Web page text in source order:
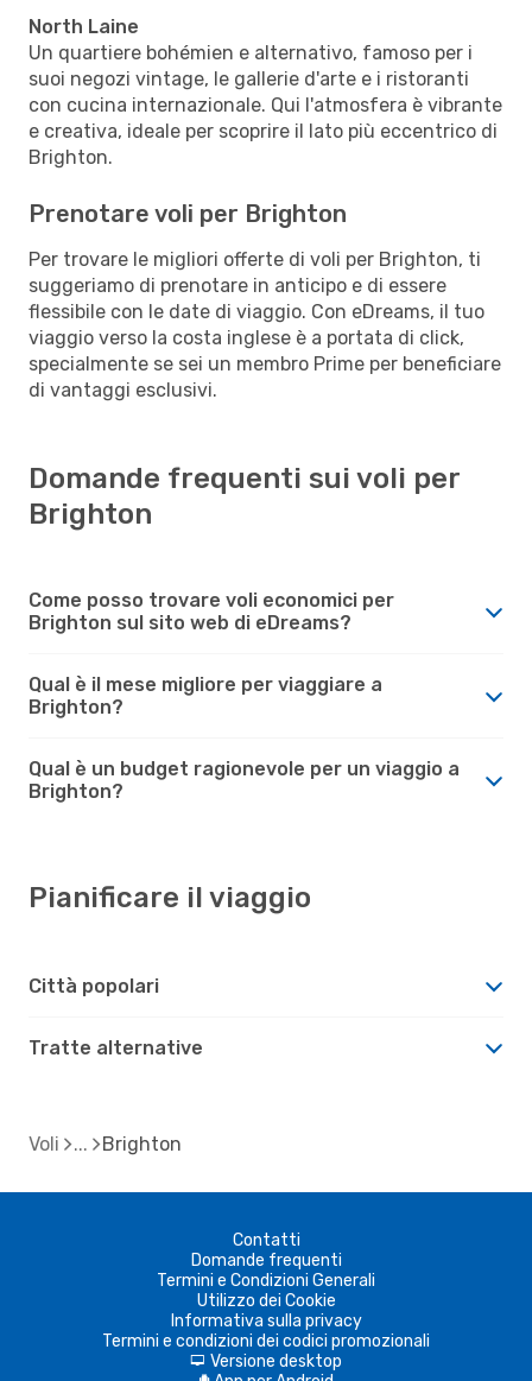
North Laine
Un quartiere bohémien e alternativo, famoso per i
suoi negozi vintage, le gallerie d'arte e i ristoranti
con cucina internazionale. Qui l'atmosfera è vibrante
e creativa, ideale per scoprire il lato più eccentrico di
Brighton.
Prenotare voli per Brighton
Per trovare le migliori offerte di voli per Brighton, ti
suggeriamo di prenotare in anticipo e di essere
flessibile con le date di viaggio. Con eDreams, il tuo
viaggio verso la costa inglese è a portata di click,
specialmente se sei un membro Prime per beneficiare
di vantaggi esclusivi.
Domande frequenti sui voli per
Brighton
Come posso trovare voli economici per
Brighton sul sito web di eDreams?
Qual è il mese migliore per viaggiare a
Brighton?
Qual è un budget ragionevole per un viaggio a
Brighton?
Pianificare il viaggio
Città popolari
Tratte alternative
Voli Brighton
Contatti
Domande frequenti
Termini e Condizioni Generali
Utilizzo dei Cookie
Informativa sulla privacy
Termini e condizioni dei codici promozionali
d Versione desktop